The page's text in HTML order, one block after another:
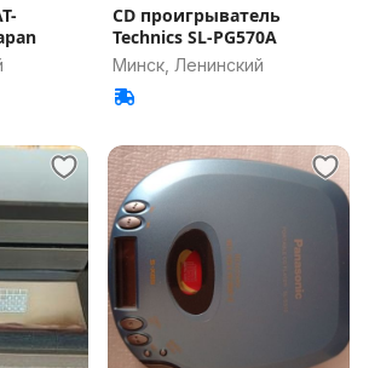
CD проигрыватель
Technics SL-PG570A
Минск, Ленинский